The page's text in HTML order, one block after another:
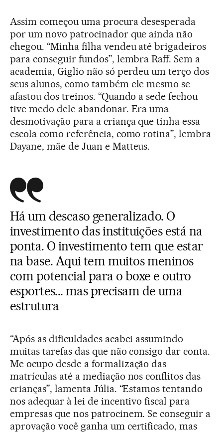
Assim começou uma procura desesperada
por um novo patrocinador que ainda não
chegou. “Minha filha vendeu até brigadeiros
para conseguir fundos”, lembra Raff. Sem a
academia, Giglio não só perdeu um terço dos
seus alunos, como também ele mesmo se
afastou dos treinos. “Quando a sede fechou
tive medo dele abandonar. Era uma
desmotivação para a criança que tinha essa
escola como referência, como rotina”, lembra
Dayane, mãe de Juan e Matteus.
Há um descaso generalizado. O
investimento das instituições está na
ponta. O investimento tem que estar
na base. Aqui tem muitos meninos
com potencial para o boxe e outro
esportes... mas precisam de uma
estrutura
“Após as dificuldades acabei assumindo
muitas tarefas das que não consigo dar conta.
Me ocupo desde a formalização das
matrículas até a mediação nos conflitos das
crianças”, lamenta Júlia. “Estamos tentando
nos adequar à lei de incentivo fiscal para
empresas que nos patrocinem. Se conseguir a
aprovação você ganha um certificado, mas